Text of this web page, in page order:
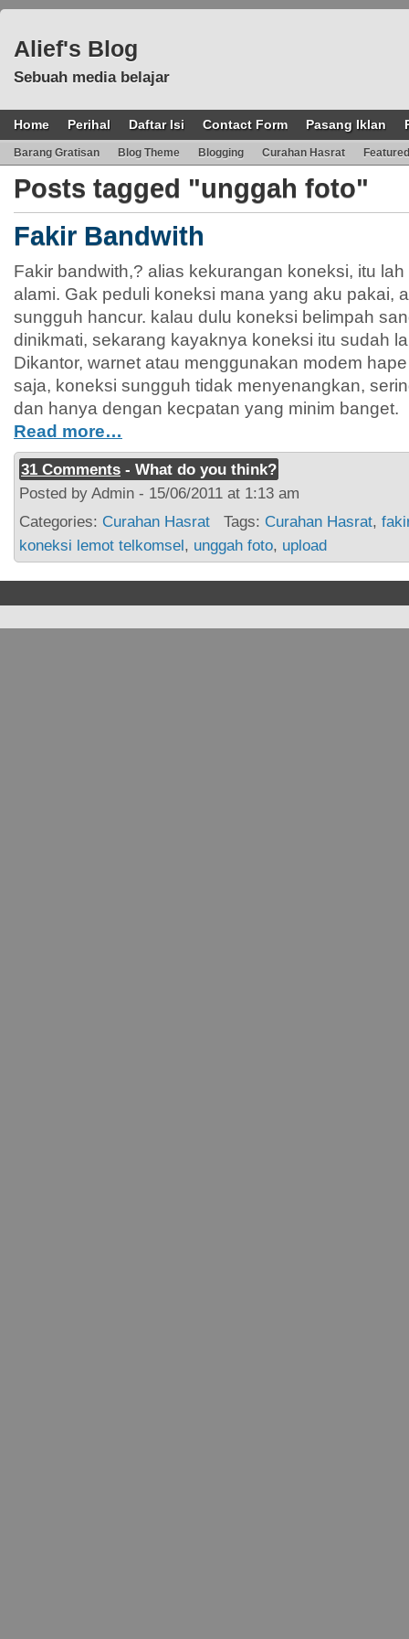
Alief's Blog
Sebuah media belajar
Home Perihal Daftar Isi Contact Form Pasang Iklan
Barang Gratisan Blog Theme Blogging Curahan Hasrat Featured
Posts tagged "unggah foto"
Fakir Bandwith
Fakir bandwith,? alias kekurangan koneksi, itu
alami. Gak peduli koneksi mana yang aku pakai,
sungguh hancur. kalau dulu koneksi belimpah
dinikmati, sekarang kayaknya koneksi itu sudah
Dikantor, warnet atau menggunakan modem
saja, koneksi sungguh tidak menyenangkan,
dan hanya dengan kecpatan yang minim banget.
Read more…
31 Comments - What do you think?
Posted by Admin - 15/06/2011 at 1:13 am
Categories: Curahan Hasrat Tags: Curahan Hasrat,
koneksi lemot telkomsel, unggah foto, upload